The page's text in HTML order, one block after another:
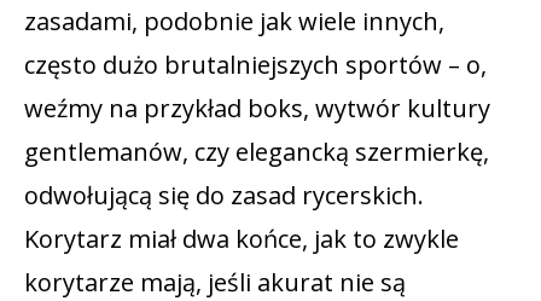
zasadami, podobnie jak wiele innych,
często dużo brutalniejszych sportów – o,
weźmy na przykład boks, wytwór kultury
gentlemanów, czy elegancką szermierkę,
odwołującą się do zasad rycerskich.
Korytarz miał dwa końce, jak to zwykle
korytarze mają, jeśli akurat nie są